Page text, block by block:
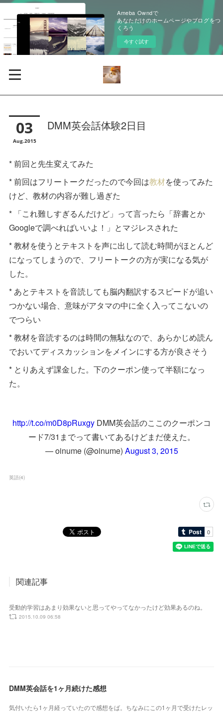
Ameba Owndで
あなただけのホームページやブログをつ
くろう
今すぐ試す
03
Aug 2015
DMM英会話体験2日目
* 前回と先生変えてみた
* 前回はフリートークだったので今回は教材を使ってみた
けど、教材の内容が難し過ぎた
* 「これ難しすぎるんだけど」って言ったら「辞書とか
Googleで調べればいいよ！」とマジレスされた
* 教材を使うとテキストを声に出して読む時間がほとんど
になってしまうので、フリートークの方が実になる気が
した。
* あとテキストを音読しても脳内翻訳するスピードが追い
つかない場合、意味がアタマの中に全く入ってこないの
でつらい
* 教材を音読するのは時間の無駄なので、あらかじめ読ん
でおいてディスカッションをメインにする方が良さそう
* とりあえず課金した。下のクーポン使って半額になっ
た。
http://t.co/m0D8pRuxgyDMM英会話のここのクーポンコ
ード7/31までって書いてあるけどまだ使えた。
— oinume (@oinume) August 3, 2015
英語(4)
関連記事
受動的学習はあまり効果ないと思ってやってなかったけど効果あるのね。
2015.10.09 06:58
DMM英会話を1ヶ月続けた感想
気付いたら1ヶ月経っていたので感想をば。ちなみにこの1ヶ月で受けたレッ